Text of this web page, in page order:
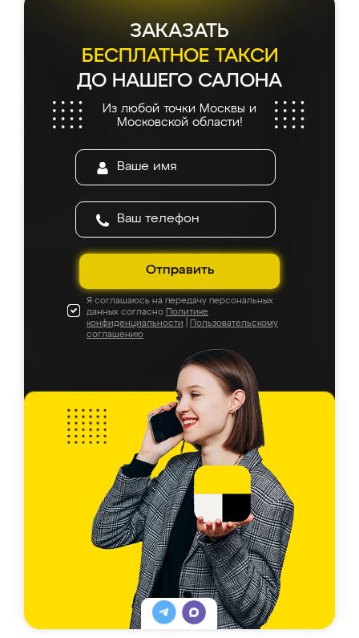
ЗАКАЗАТЬ
БЕСПЛАТНОЕ ТАКСИ
ДО НАШЕГО САЛОНА
Из любой точки Москвы и
Московской области!
Отправить
Я соглашаюсь на передачу персональных
данных согласно Политике
конфиденциальности
Пользовательскому
соглашению